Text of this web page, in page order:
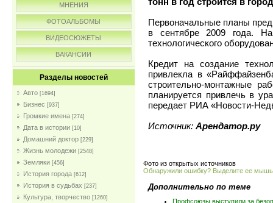
МНЕНИЯ
ФОТОАЛЬБОМЫ
ВИДЕОСЮЖЕТЫ
ВАКАНСИИ
Разделы новостей
Авто [1694]
Бизнес [937]
Громкие имена [274]
Дата в истории [10]
Домашний доктор [229]
Жизнь молодежи [2548]
Земляки [456]
История города [612]
История в судьбах [237]
Культура, творчество [1260]
Первоначальные планы
в сентябре 2009 года.
технологического
Кредит на создание
привлекла в
строительно-монтажные
планируется привлечь в
передает РИА «Новости-
Источник: Арендатор.ру
Фото из открытых источников
Обнаружили ошибку? Выделите ее
Дополнительно по теме
Профсоюзы выступили за